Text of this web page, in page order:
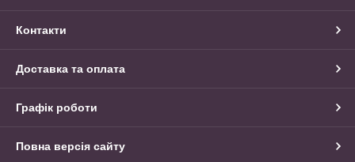
Контакти
Доставка та оплата
Графік роботи
Повна версія сайту